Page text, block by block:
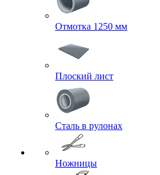
Отмотка 1250 мм
Плоский лист
Сталь в рулонах
Ножницы